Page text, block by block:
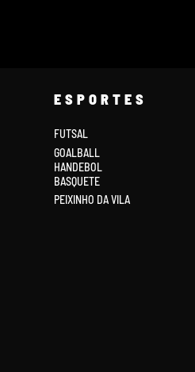
ESPORTES
FUTSAL
GOALBALL
HANDEBOL
BASQUETE
PEIXINHO DA VILA